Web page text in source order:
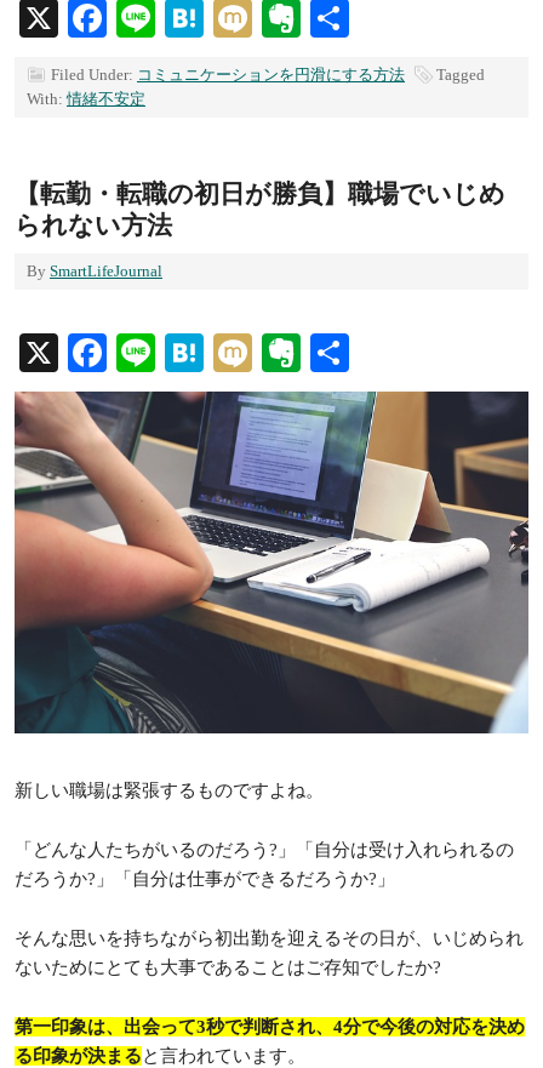
X Facebook
LineHatenaMixiEvernote
有
Filed Under: コミュニケーションを円滑にする方法
Tagged
With:情緒不安定
【転勤・転職の初日が勝負】職場でいじめ
られない方法
By SmartLifeJournal
X Facebook
LineHatenaMixiEvernote
有
新しい職場は緊張するものですよね。
「どんな人たちがいるのだろう?」「自分は受け入れられるの
だろうか?」「自分は仕事ができるだろうか?」
そんな思いを持ちながら初出勤を迎えるその日が、いじめられ
ないためにとても大事であることはご存知でしたか?
第一印象は、出会って3秒で判断され、4分で今後の対応を決め
る印象が決まると言われています。